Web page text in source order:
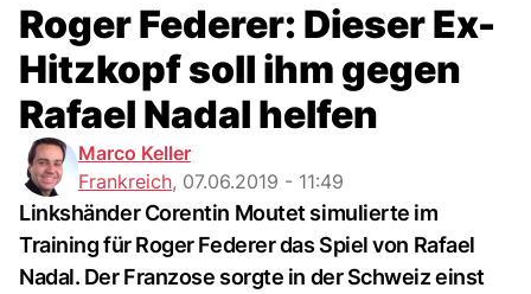
Roger Federer: Dieser Ex-
Hitzkopf soll ihm gegen
Rafael Nadal helfen
Marco Keller
Frankreich, 07.06.2019 - 11:49
Linkshänder Corentin Moutet simulierte im
Training für Roger Federer das Spiel von Rafael
Nadal. Der Franzose sorgte in der Schweiz einst